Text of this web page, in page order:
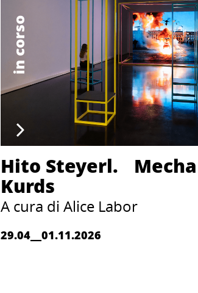
in corso
Hito Steyerl.
Kurds
A cura di Alice Labor
29.04__01.11.2026